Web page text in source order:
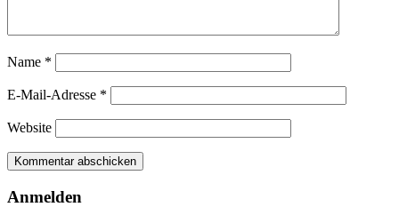
Name *
E-Mail-Adresse *
Website
Anmelden